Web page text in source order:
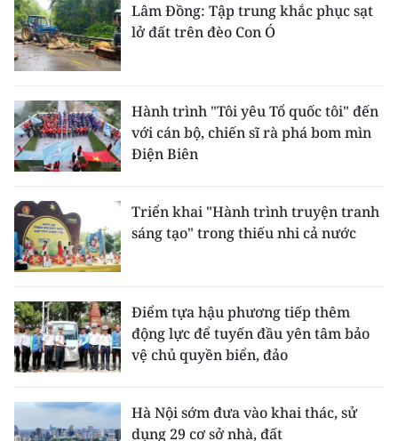
Lâm Đồng: Tập trung khắc phục sạt
lở đất trên đèo Con Ó
Hành trình "Tôi yêu Tổ quốc tôi" đến
với cán bộ, chiến sĩ rà phá bom mìn
Điện Biên
Triển khai "Hành trình truyện tranh
sáng tạo" trong thiếu nhi cả nước
Điểm tựa hậu phương tiếp thêm
động lực để tuyến đầu yên tâm bảo
vệ chủ quyền biển, đảo
Hà Nội sớm đưa vào khai thác, sử
dụng 29 cơ sở nhà, đất